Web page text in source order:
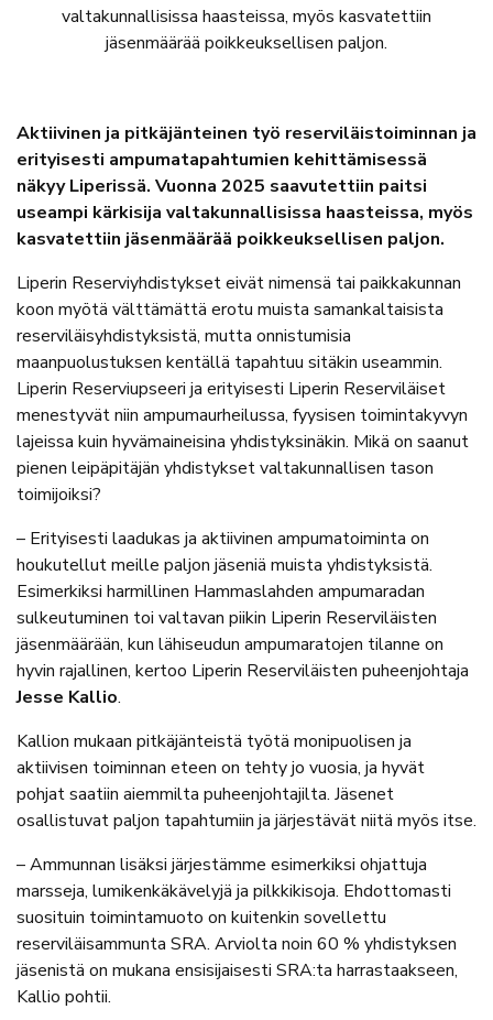
valtakunnallisissa haasteissa, myös kasvatettiin
jäsenmäärää poikkeuksellisen paljon.
Aktiivinen ja pitkäjänteinen työ reserviläistoiminnan ja
erityisesti ampumatapahtumien kehittämisessä
näkyy Liperissä. Vuonna 2025 saavutettiin paitsi
useampi kärkisija valtakunnallisissa haasteissa, myös
kasvatettiin jäsenmäärää poikkeuksellisen paljon.
Liperin Reserviyhdistykset eivät nimensä tai paikkakunnan
koon myötä välttämättä erotu muista samankaltaisista
reserviläisyhdistyksistä, mutta onnistumisia
maanpuolustuksen kentällä tapahtuu sitäkin useammin.
Liperin Reserviupseeri ja erityisesti Liperin Reserviläiset
menestyvät niin ampumaurheilussa, fyysisen toimintakyvyn
lajeissa kuin hyvämaineisina yhdistyksinäkin. Mikä on saanut
pienen leipäpitäjän yhdistykset valtakunnallisen tason
toimijoiksi?
– Erityisesti laadukas ja aktiivinen ampumatoiminta on
houkutellut meille paljon jäseniä muista yhdistyksistä.
Esimerkiksi harmillinen Hammaslahden ampumaradan
sulkeutuminen toi valtavan piikin Liperin Reserviläisten
jäsenmäärään, kun lähiseudun ampumaratojen tilanne on
hyvin rajallinen, kertoo Liperin Reserviläisten puheenjohtaja
Jesse Kallio.
Kallion mukaan pitkäjänteistä työtä monipuolisen ja
aktiivisen toiminnan eteen on tehty jo vuosia, ja hyvät
pohjat saatiin aiemmilta puheenjohtajilta. Jäsenet
osallistuvat paljon tapahtumiin ja järjestävät niitä myös itse.
– Ammunnan lisäksi järjestämme esimerkiksi ohjattuja
marsseja, lumikenkäkävelyjä ja pilkkikisoja. Ehdottomasti
suosituin toimintamuoto on kuitenkin sovellettu
reserviläisammunta SRA. Arviolta noin 60 % yhdistyksen
jäsenistä on mukana ensisijaisesti SRA:ta harrastaakseen,
Kallio pohtii.